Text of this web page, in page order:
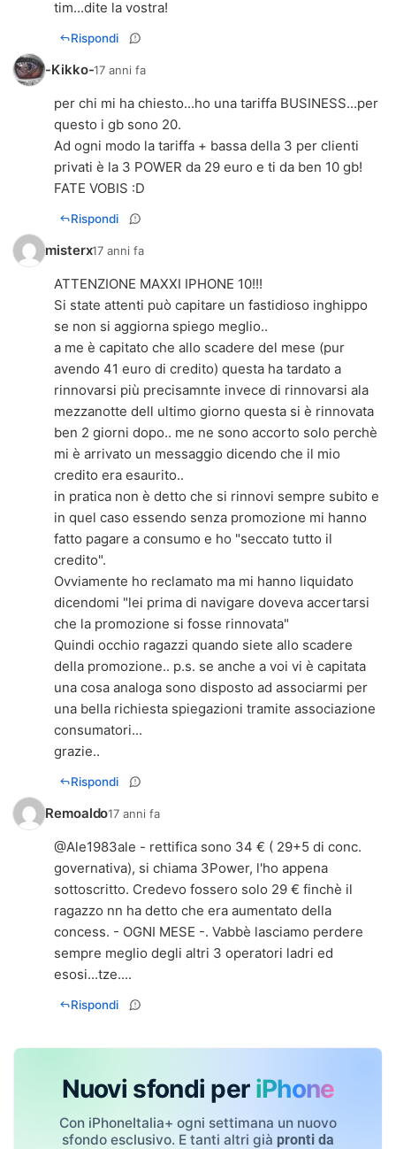
tim...dite la vostra!
Rispondi
-Kikko-17 anni fa
per chi mi ha chiesto...ho una tariffa BUSINESS...per
questo i gb sono 20.
Ad ogni modo la tariffa + bassa della 3 per clienti
privati è la 3 POWER da 29 euro e ti da ben 10 gb!
FATE VOBIS :D
Rispondi
misterx17 anni fa
ATTENZIONE MAXXI IPHONE 10!!!
Si state attenti può capitare un fastidioso inghippo
se non si aggiorna spiego meglio..
a me è capitato che allo scadere del mese (pur
avendo 41 euro di credito) questa ha tardato a
rinnovarsi più precisamnte invece di rinnovarsi ala
mezzanotte dell ultimo giorno questa si è rinnovata
ben 2 giorni dopo.. me ne sono accorto solo perchè
mi è arrivato un messaggio dicendo che il mio
credito era esaurito..
in pratica non è detto che si rinnovi sempre subito e
in quel caso essendo senza promozione mi hanno
fatto pagare a consumo e ho "seccato tutto il
credito".
Ovviamente ho reclamato ma mi hanno liquidato
dicendomi "lei prima di navigare doveva accertarsi
che la promozione si fosse rinnovata"
Quindi occhio ragazzi quando siete allo scadere
della promozione.. p.s. se anche a voi vi è capitata
una cosa analoga sono disposto ad associarmi per
una bella richiesta spiegazioni tramite associazione
consumatori...
grazie..
Rispondi
Remoaldo17 anni fa
@Ale1983ale - rettifica sono 34 € ( 29+5 di conc.
governativa), si chiama 3Power, l'ho appena
sottoscritto. Credevo fossero solo 29 € finchè il
ragazzo nn ha detto che era aumentato della
concess. - OGNI MESE -. Vabbè lasciamo perdere
sempre meglio degli altri 3 operatori ladri ed
esosi...tze....
Rispondi
Nuovi sfondi per iPhone
Con iPhoneItalia+ ogni settimana un nuovo
sfondo esclusivo. E tanti altri già pronti da